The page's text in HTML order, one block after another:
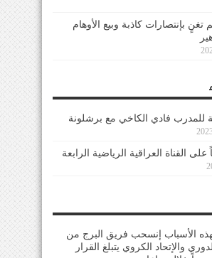
تغنٍ بإنتصارات كاذبة وبيع الأوهام
للمدرب فادي الكاخي مع برشلونة
على القناة العراقية الرياضية الرابعة
الأسباب إنسحب فريق البرج من
والإتحاد الكروي يتبلغ القرار